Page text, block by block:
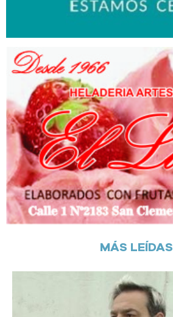
MÁS LEÍDAS